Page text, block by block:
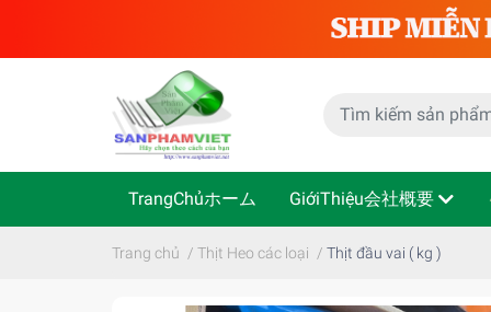
TrangChủホーム GiớiThiệu会社概要
Trang chủ / Thịt Heo các loại / Thịt đầu vai ( kg )